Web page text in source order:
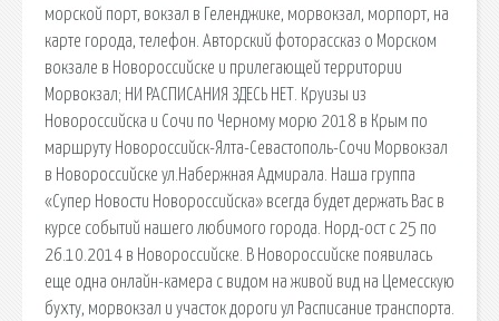
морской порт, вокзал в Геленджике, морвокзал, морпорт, на
карте города, телефон. Авторский фоторассказ о Морском
вокзале в Новороссийске и прилегающей территории
Морвокзал; НИ РАСПИСАНИЯ ЗДЕСЬ НЕТ. Круизы из
Новороссийска и Сочи по Черному морю 2018 в Крым по
маршруту Новороссийск-Ялта-Севастополь-Сочи Морвокзал
в Новороссийске ул.Набержная Адмирала. Наша группа
«Супер Новости Новороссийска» всегда будет держать Вас в
курсе событий нашего любимого города. Норд-ост с 25 по
26.10.2014 в Новороссийске. В Новороссийске появилась
еще одна онлайн-камера с видом на живой вид на Цемесскую
бухту, морвокзал и участок дороги ул Расписание транспорта.